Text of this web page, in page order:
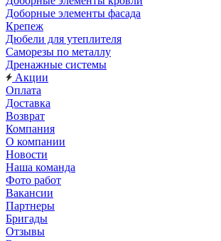
Доборные элементы фасада
Крепеж
Дюбели для утеплителя
Саморезы по металлу
Дренажные системы
Акции
Оплата
Доставка
Возврат
Компания
О компании
Новости
Наша команда
Фото работ
Вакансии
Партнеры
Бригады
Отзывы